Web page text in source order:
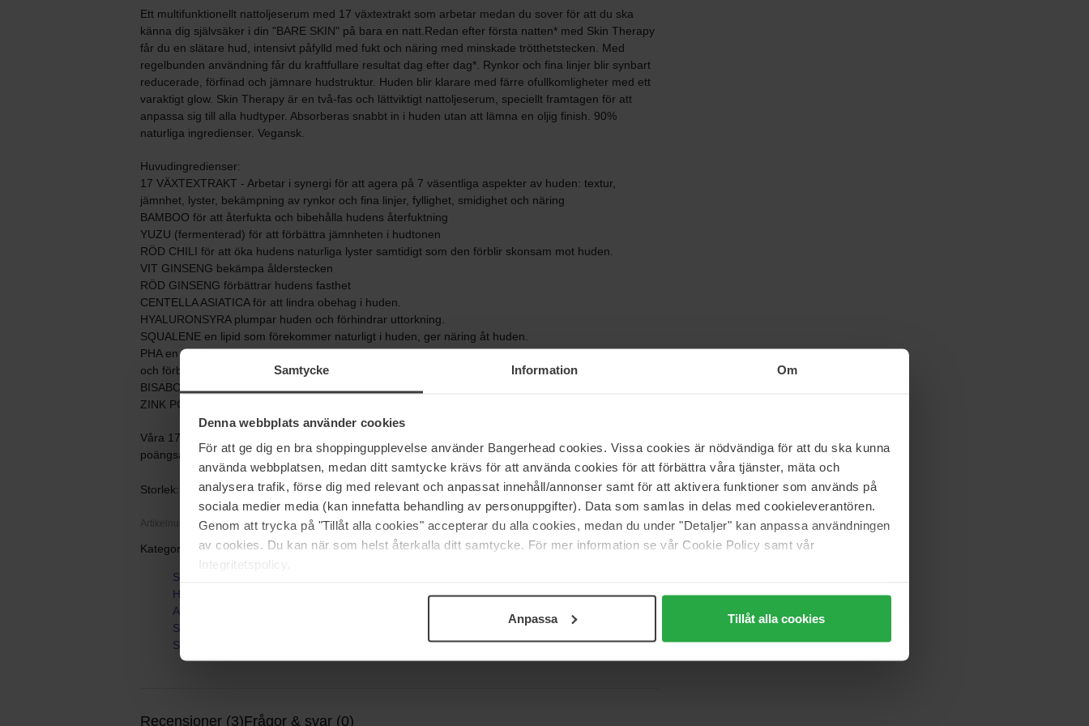
Samtycke Information Om
Denna webbplats använder cookies
För att ge dig en bra shoppingupplevelse använder Bangerhead cookies. Vissa cookies är nödvändiga för att du ska kunna
använda webbplatsen, medan ditt samtycke krävs för att använda cookies för att förbättra våra tjänster, mäta och
analysera trafik, förse dig med relevant och anpassat innehåll/annonser samt för att aktivera funktioner som används på
sociala medier media (kan innefatta behandling av personuppgifter). Data som samlas in delas med cookieleverantören.
Genom att trycka på "Tillåt alla cookies" accepterar du alla cookies, medan du under "Detaljer" kan anpassa användningen
av cookies. Du kan när som helst återkalla ditt samtycke. För mer information se vår Cookie Policy samt vår
Integritetspolicy.
Anpassa Tillåt alla cookies
Ett multifunktionellt nattoljeserum med 17 växtextrakt som arbetar medan du sover för att du ska
känna dig självsäker i din "BARE SKIN" på bara en natt.Redan efter första natten* med Skin Therapy
får du en slätare hud, intensivt påfylld med fukt och näring med minskade trötthetstecken. Med
regelbunden användning får du kraftfullare resultat dag efter dag*. Rynkor och fina linjer blir synbart
reducerade, förfinad och jämnare hudstruktur. Huden blir klarare med färre ofullkomligheter med ett
varaktigt glow. Skin Therapy är en två-fas och lättviktigt nattoljeserum, speciellt framtagen för att
anpassa sig till alla hudtyper. Absorberas snabbt in i huden utan att lämna en oljig finish. 90%
naturliga ingredienser. Vegansk.
Huvudingredienser:
17 VÄXTEXTRAKT - Arbetar i synergi för att agera på 7 väsentliga aspekter av huden: textur,
jämnhet, lyster, bekämpning av rynkor och fina linjer, fyllighet, smidighet och näring
BAMBOO för att återfukta och bibehålla hudens återfuktning
YUZU (fermenterad) för att förbättra jämnheten i hudtonen
RÖD CHILI för att öka hudens naturliga lyster samtidigt som den förblir skonsam mot huden.
VIT GINSENG bekämpa ålderstecken
RÖD GINSENG förbättrar hudens fasthet
CENTELLA ASIATICA för att lindra obehag i huden.
HYALURONSYRA plumpar huden och förhindrar uttorkning.
SQUALENE en lipid som förekommer naturligt i huden, ger näring åt huden.
PHA en kemisk exfoliering som tar bort döda celler och stödjer cellförnyelsen. Den slätar skonsamt ut
och förbättrar hudens struktur.
BISABOLOL lugnande aktiv ingrediens som hjälper till att lindra obehag.
ZINK PCA: Ett mineral som hjälper till att minska uppkomsten av fläckar.
Våra 17 superingredienser är markerade i INCI-listan på förpackningen. *Resultat baserat på klinisk
poängsättning och/eller test för konsumentanvändning.
Storlek: 30 ml
Artikelnummer: 126125
Kategorier:
Startsida
Hudvård
Ansiktsvård
Serum
Skin Therapy
Recensioner (3)Frågor & svar (0)